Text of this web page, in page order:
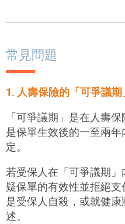
常見問題
1. 人壽保險的「可爭議期
「可爭議期」是在人壽
是保單生效後的一至兩
定。
若受保人在「可爭議期
疑保單的有效性並拒絕
是受保人自殺，或就健
述。